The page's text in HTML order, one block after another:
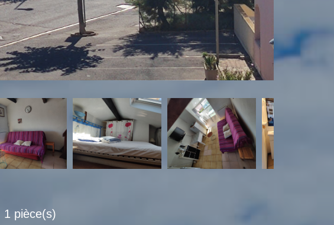
1 pièce(s)